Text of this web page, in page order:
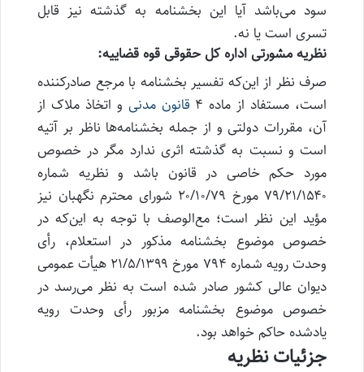
سود می‌باشد آیا این بخشنامه به گذشته نیز قابل
تسری است یا نه.
نظریه مشورتی اداره کل حقوقی قوه قضاییه:
صرف نظر از این‌که تفسیر بخشنامه با مرجع صادرکننده
است، مستفاد از ماده ۴
قانون مدنی و اتخاذ ملاک از
آن، مقررات دولتی و از جمله بخشنامه‌ها ناظر بر آتیه
است و نسبت به گذشته اثری ندارد مگر در خصوص
مورد حکم خاصی در قانون باشد و نظریه شماره
۷۹/۲۱/۱۵۴۰ مورخ ۲۰/۱۰/۷۹ شورای محترم نگهبان نیز
مؤید این نظر است؛ مع‌الوصف با توجه به این‌که در
خصوص موضوع بخشنامه مذکور در استعلام، رأی
وحدت رویه شماره ۷۹۴ مورخ ۲۱/۵/۱۳۹۹ هیأت عمومی
دیوان عالی کشور صادر شده است به نظر می‌رسد در
خصوص موضوع بخشنامه مزبور رأی وحدت رویه
یادشده حاکم خواهد بود.
جزئیات نظریه